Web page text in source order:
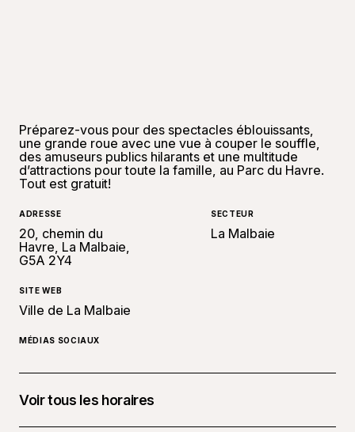
Préparez-vous pour des spectacles éblouissants,
une grande roue avec une vue à couper le souffle,
des amuseurs publics hilarants et une multitude
d’attractions pour toute la famille, au Parc du Havre.
Tout est gratuit!
ADRESSE
20, chemin du
Havre, La Malbaie,
G5A 2Y4
SECTEUR
La Malbaie
SITE WEB
Ville de La Malbaie
MÉDIAS SOCIAUX
Voir tous les horaires